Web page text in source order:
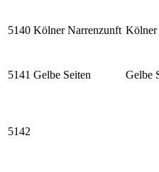
5140 Kölner Narrenzunft Kölner
5141 Gelbe Seiten Gelbe
5142